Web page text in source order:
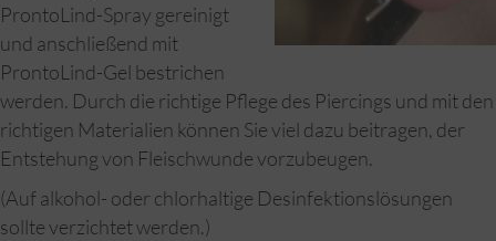
ProntoLind-Spray gereinigt
und anschließend mit
ProntoLind-Gel bestrichen
werden. Durch die richtige Pflege des Piercings und mit den
richtigen Materialien können Sie viel dazu beitragen, der
Entstehung von Fleischwunde vorzubeugen.
(Auf alkohol- oder chlorhaltige Desinfektionslösungen
sollte verzichtet werden.)